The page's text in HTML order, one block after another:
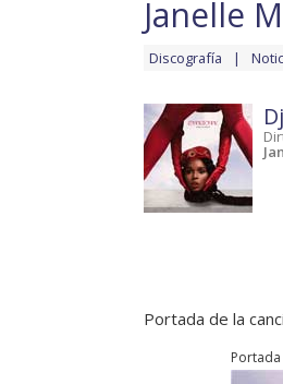
Janelle
Discografía
Portada de la